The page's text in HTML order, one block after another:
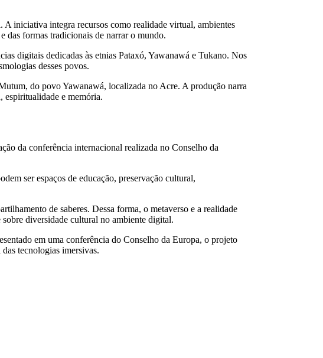
iniciativa integra recursos como realidade virtual, ambientes
das formas tradicionais de narrar o mundo.
digitais dedicadas às etnias Pataxó, Yawanawá e Tukano. Nos
desses povos.
do povo Yawanawá, localizada no Acre. A produção narra
espiritualidade e memória.
da conferência internacional realizada no Conselho da
ser espaços de educação, preservação cultural,
de saberes. Dessa forma, o metaverso e a realidade
diversidade cultural no ambiente digital.
em uma conferência do Conselho da Europa, o projeto
tecnologias imersivas.